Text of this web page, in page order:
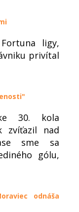
ligy,
privítal
30. kola
zvíťazil nad
sme sa
gólu,
odnáša